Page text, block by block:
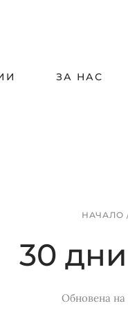
ЗА НАС
НАЧАЛО
30
Обновена на